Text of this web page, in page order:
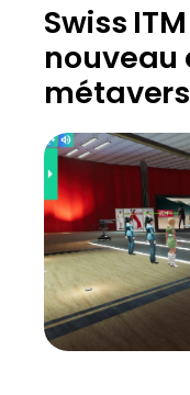
Swiss
nouveau
métavers